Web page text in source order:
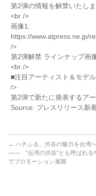
第2弾の情報を解禁いたし
<br />
画像1:
https://www.atpress.ne.jp/
/>
第2弾解禁 ラインナップ画
<br />
■注目アーティスト＆モデ
/>
第2弾で新たに発表するア
Source: プレスリリース新
← ハチふる、渋谷の魅力を台湾
―― “台湾の渋谷”とも呼ばれる
でプロモーション展開